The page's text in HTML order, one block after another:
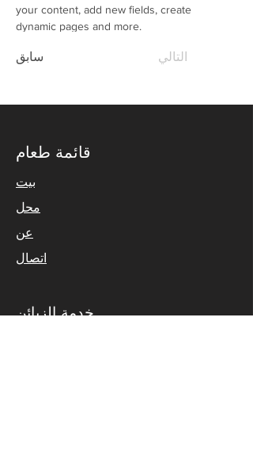
your content, add new fields, create
dynamic pages and more.
سابق التالي
قائمة طعام
بيت
محل
عن
اتصال
خدمة الزبائن